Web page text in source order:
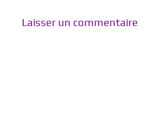
Laisser un commentaire